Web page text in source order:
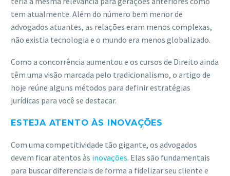
tem atualmente. Além do número bem menor de
advogados atuantes, as relações eram menos complexas,
não existia tecnologia e o mundo era menos globalizado.
Como a concorrência aumentou e os cursos de Direito ainda
têm uma visão marcada pelo tradicionalismo, o artigo de
hoje reúne alguns métodos para definir estratégias
jurídicas para você se destacar.
ESTEJA ATENTO ÀS INOVAÇÕES
Com uma competitividade tão gigante, os advogados
devem ficar atentos às inovações. Elas são fundamentais
para buscar diferenciais de forma a fidelizar seu cliente e